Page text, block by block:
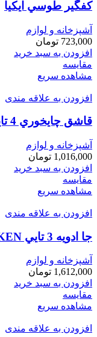
كفگير طوسي ايكيا
آشپزخانه و لوازم
723,000 تومان
افزودن به سبد خرید
مقایسه
مشاهده سریع
افزودن به علاقه مندی
قاشق چايخوري 4 تايي FORNUFT ايكيا
آشپزخانه و لوازم
1,016,000 تومان
افزودن به سبد خرید
مقایسه
مشاهده سریع
افزودن به علاقه مندی
جا ادويه 3 تايي KORKEN ايكيا
آشپزخانه و لوازم
1,612,000 تومان
افزودن به سبد خرید
مقایسه
مشاهده سریع
افزودن به علاقه مندی